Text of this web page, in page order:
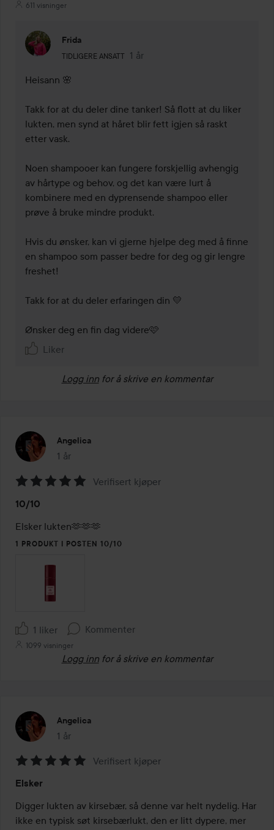
611 visninger
Frida
TIDLIGERE ANSATT
Brukerens rolle: Tidligere ansatt.
1 år
Kommentaren lades 1 år
Heisann 🌸
Takk for at du deler dine tanker! Så flott at du liker
lukten, men synd at håret blir fett igjen så raskt
etter vask.
Noen shampooer kan fungere forskjellig avhengig
av hårtype og behov, og det kan være lurt å
kombinere med en dyprensende shampoo eller
prøve å bruke mindre produkt.
Hvis du ønsker, kan vi gjerne hjelpe deg med å finne
en shampoo som passer bedre for deg og gir lengre
freshet!
Takk for at du deler erfaringen din 💛
Ønsker deg en fin dag videre🩷
Liker
Logg inn for å skrive en kommentar
Angelica
1 år
Innlegget ble opprettet 1 år
5
av
5
Verifisert kjøper
10/10
Elsker lukten🫶🫶🫶
1 PRODUKT I POSTEN 10/10
1 liker Kommenter
1099 visninger
Logg inn for å skrive en kommentar
Angelica
1 år
Innlegget ble opprettet 1 år
5
av
5
Verifisert kjøper
Elsker
Digger lukten av kirsebær, så denne var helt nydelig. Har
ikke en typisk søt kirsebærlukt, den er litt dypere, mer